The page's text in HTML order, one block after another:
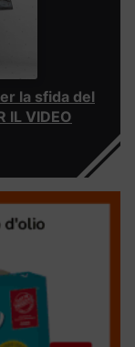
la sfida del
IL VIDEO